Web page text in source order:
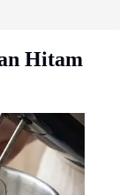
Hitam